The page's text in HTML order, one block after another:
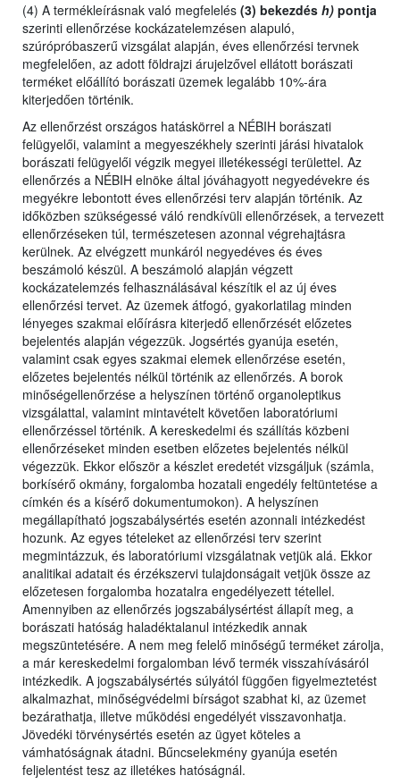
(4) A termékleírásnak való megfelelés (3) bekezdés h) pontja
szerinti ellenőrzése kockázatelemzésen alapuló,
szúrópróbaszerű vizsgálat alapján, éves ellenőrzési tervnek
megfelelően, az adott földrajzi árujelzővel ellátott borászati
terméket előállító borászati üzemek legalább 10%-ára
kiterjedően történik.
Az ellenőrzést országos hatáskörrel a NÉBIH borászati
felügyelői, valamint a megyeszékhely szerinti járási hivatalok
borászati felügyelői végzik megyei illetékességi területtel. Az
ellenőrzés a NÉBIH elnöke által jóváhagyott negyedévekre és
megyékre lebontott éves ellenőrzési terv alapján történik. Az
időközben szükségessé váló rendkívüli ellenőrzések, a tervezett
ellenőrzéseken túl, természetesen azonnal végrehajtásra
kerülnek. Az elvégzett munkáról negyedéves és éves
beszámoló készül. A beszámoló alapján végzett
kockázatelemzés felhasználásával készítik el az új éves
ellenőrzési tervet. Az üzemek átfogó, gyakorlatilag minden
lényeges szakmai előírásra kiterjedő ellenőrzését előzetes
bejelentés alapján végezzük. Jogsértés gyanúja esetén,
valamint csak egyes szakmai elemek ellenőrzése esetén,
előzetes bejelentés nélkül történik az ellenőrzés. A borok
minőségellenőrzése a helyszínen történő organoleptikus
vizsgálattal, valamint mintavételt követően laboratóriumi
ellenőrzéssel történik. A kereskedelmi és szállítás közbeni
ellenőrzéseket minden esetben előzetes bejelentés nélkül
végezzük. Ekkor először a készlet eredetét vizsgáljuk (számla,
borkísérő okmány, forgalomba hozatali engedély feltüntetése a
címkén és a kísérő dokumentumokon). A helyszínen
megállapítható jogszabálysértés esetén azonnali intézkedést
hozunk. Az egyes tételeket az ellenőrzési terv szerint
megmintázzuk, és laboratóriumi vizsgálatnak vetjük alá. Ekkor
analitikai adatait és érzékszervi tulajdonságait vetjük össze az
előzetesen forgalomba hozatalra engedélyezett tétellel.
Amennyiben az ellenőrzés jogszabálysértést állapít meg, a
borászati hatóság haladéktalanul intézkedik annak
megszüntetésére. A nem meg felelő minőségű terméket zárolja,
a már kereskedelmi forgalomban lévő termék visszahívásáról
intézkedik. A jogszabálysértés súlyától függően figyelmeztetést
alkalmazhat, minőségvédelmi bírságot szabhat ki, az üzemet
bezárathatja, illetve működési engedélyét visszavonhatja.
Jövedéki törvénysértés esetén az ügyet köteles a
vámhatóságnak átadni. Bűncselekmény gyanúja esetén
feljelentést tesz az illetékes hatóságnál.